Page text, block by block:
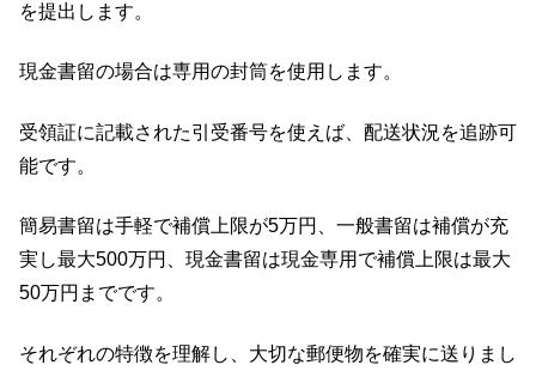
を提出します。
現金書留の場合は専用の封筒を使用します。
受領証に記載された引受番号を使えば、配送状況を追跡可
能です。
簡易書留は手軽で補償上限が5万円、一般書留は補償が充
実し最大500万円、現金書留は現金専用で補償上限は最大
50万円までです。
それぞれの特徴を理解し、大切な郵便物を確実に送りまし